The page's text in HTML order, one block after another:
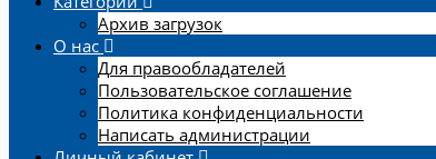
Архив загрузок
О нас
Для правообладателей
Пользовательское соглашение
Политика конфиденциальности
Написать администрации